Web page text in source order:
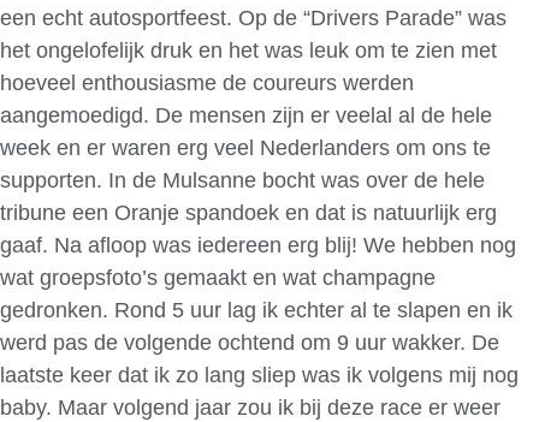
een echt autosportfeest. Op de “Drivers Parade” was
het ongelofelijk druk en het was leuk om te zien met
hoeveel enthousiasme de coureurs werden
aangemoedigd. De mensen zijn er veelal al de hele
week en er waren erg veel Nederlanders om ons te
supporten. In de Mulsanne bocht was over de hele
tribune een Oranje spandoek en dat is natuurlijk erg
gaaf. Na afloop was iedereen erg blij! We hebben nog
wat groepsfoto’s gemaakt en wat champagne
gedronken. Rond 5 uur lag ik echter al te slapen en ik
werd pas de volgende ochtend om 9 uur wakker. De
laatste keer dat ik zo lang sliep was ik volgens mij nog
baby. Maar volgend jaar zou ik bij deze race er weer